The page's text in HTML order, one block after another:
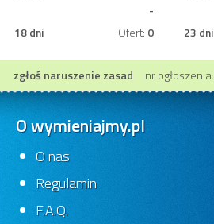
-
18 dni
Ofert: 0
23 dni
Specjalista ds. BHP
zgłoś naruszenie zasad nr ogłoszenia:
O wymieniajmy.pl
O nas
Regulamin
F.A.Q.